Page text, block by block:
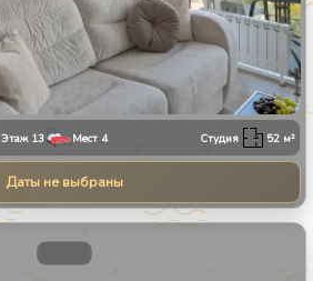
Этаж 13 Мест 4 Студия 52 м²
Даты не выбраны